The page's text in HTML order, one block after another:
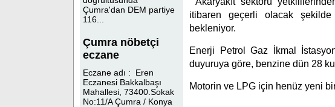
Çumra'dan DEM partiye
116...
Çumra nöbetçi
eczane
Eczane adı : Eren
Eczanesi Bakkalbaşı
Mahallesi, 73400.Sokak
No:11/A Çumra / Konya
itibaren geçerli olacak şekilde
bekleniyor.
Enerji Petrol Gaz İkmal
duyuruya göre, benzine dün 28
Motorin ve LPG için henüz yeni